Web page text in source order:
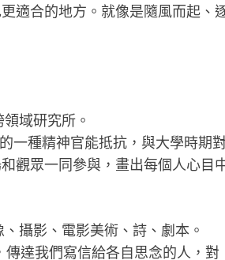
適合的地方。就像是隨風而起、
領域研究所。
一種精神官能抵抗，與大學時期
觀眾一同參與，畫出每個人心目
、攝影、電影美術、詩、劇本。
達我們寫信給各自思念的人 ，